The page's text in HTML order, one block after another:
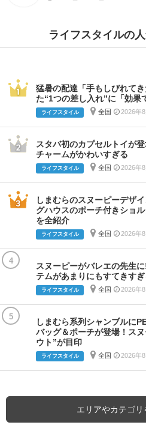
ライフスタイルの
猛暑の配達「手もしびれて
た“1つの差し入れ”に「効果
ライフスタイル 全国 2026年
スタバ初のカプセルトイが
チャームがかわいすぎる
ライフスタイル 全国 2026年
しまむらのスヌーピーデザ
グハウスのポーチ付きショ
を全紹介
ライフスタイル 全国 2026年
4
スヌーピーがバレエの先生
テムがあまりにもすてきすぎ
ライフスタイル 全国 2026年
5
しまむら系列シャンブルに
バッグ＆ポーチが登場！ス
ウト”が目印
ライフスタイル 全国 2026年
エリアやカテゴリ